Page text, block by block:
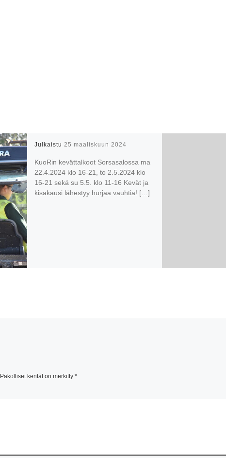
Julkaistu 25 maaliskuun 2024
KuoRin kevättalkoot Sorsasalossa ma
22.4.2024 klo 16-21, to 2.5.2024 klo
16-21 sekä su 5.5. klo 11-16 Kevät ja
kisakausi lähestyy hurjaa vauhtia! […]
Pakolliset kentät on merkitty *